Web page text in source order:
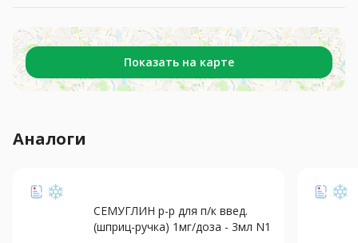
Показать на карте
Аналоги
СЕМУГЛИН р-р для п/к введ.
(шприц-ручка) 1мг/доза - 3мл N1